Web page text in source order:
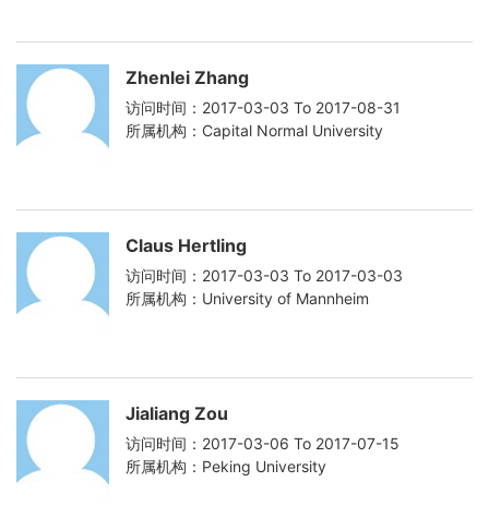
Zhenlei Zhang
访问时间：2017-03-03 To 2017-08-31
所属机构：Capital Normal University
Claus Hertling
访问时间：2017-03-03 To 2017-03-03
所属机构：University of Mannheim
Jialiang Zou
访问时间：2017-03-06 To 2017-07-15
所属机构：Peking University